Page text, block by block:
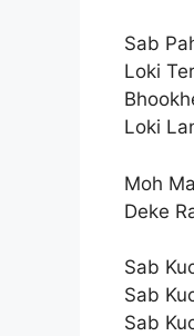
Sab
Loki
Loki
Moh
Deke
Sab
Sab
Sab